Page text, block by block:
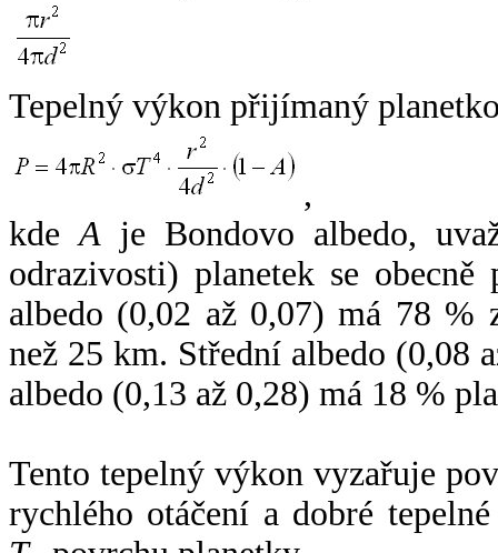
Tepelný výkon přijímaný
,
kdeA je Bondovo albedo,
odrazivosti) planetek se
albedo (0,02 až 0,07) má 78 %
než 25 km. Střední albedo (0,08
albedo (0,13 až 0,28) má 18 %
Tento tepelný výkon vyzařuje
rychlého otáčení a dobré